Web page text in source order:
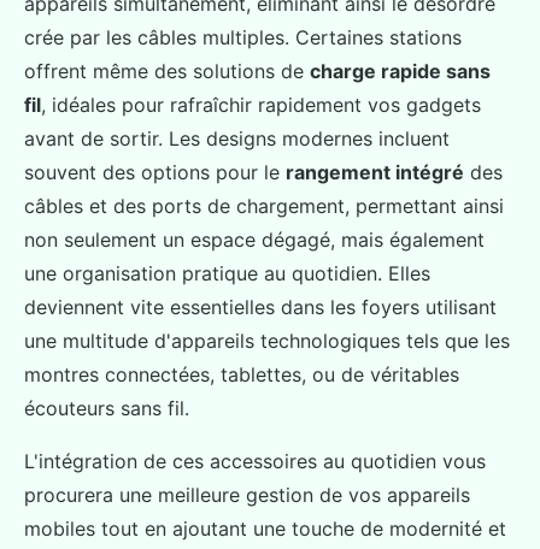
crée par les câbles multiples. Certaines stations
offrent même des solutions de charge rapide sans
fil, idéales pour rafraîchir rapidement vos gadgets
avant de sortir. Les designs modernes incluent
souvent des options pour le rangement intégré des
câbles et des ports de chargement, permettant ainsi
non seulement un espace dégagé, mais également
une organisation pratique au quotidien. Elles
deviennent vite essentielles dans les foyers utilisant
une multitude d'appareils technologiques tels que les
montres connectées, tablettes, ou de véritables
écouteurs sans fil.
L'intégration de ces accessoires au quotidien vous
procurera une meilleure gestion de vos appareils
mobiles tout en ajoutant une touche de modernité et